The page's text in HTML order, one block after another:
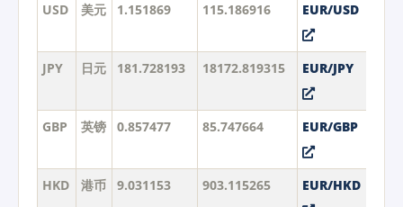
USD 美元 1.151869 115.186916 EUR/USD
JPY 日元 181.728193 18172.819315 EUR/JPY
GBP 英镑 0.857477 85.747664 EUR/GBP
HKD 港币 9.031153 903.115265 EUR/HKD